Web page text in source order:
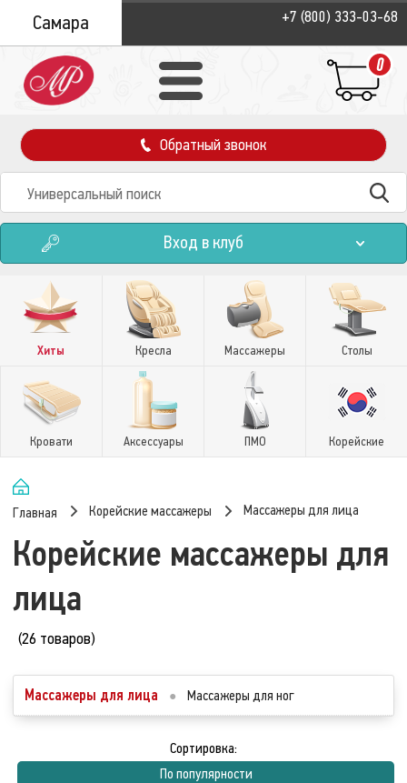
Самара +7 (800) 333-03-68
0
Обратный звонок
Вход в клуб
Хиты Кресла Массажеры Столы
Кровати Аксессуары ПМО Корейские
Главная Корейские массажеры Массажеры для лица
Корейские массажеры для
лица
(26 товаров)
Массажеры для лица ● Массажеры для ног
Сортировка:
По популярности